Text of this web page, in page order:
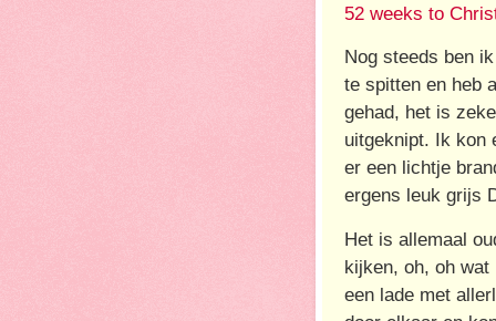
52 weeks to
Nog steeds ben
te spitten en heb
gehad, het is
uitgeknipt. Ik kon
er een lichtje
ergens leuk grijs
Het is allemaal
kijken, oh, oh
een lade met